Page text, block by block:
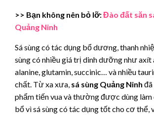
>> Bạn không nên bỏ lỡ:Đào đất săn
Quảng Ninh
Sá sùng có tác dụng bổ dương, thanh
sùng có nhiều giá trị dinh dưỡng như axít
alanine, glutamin, succinic… và nhiều
chất. Từ xa xưa, sá sùng Quảng Ninh
phẩm tiến vua và thường được dùng làm
bổ vì sá sùng có tác dụng tốt cho cơ thể,